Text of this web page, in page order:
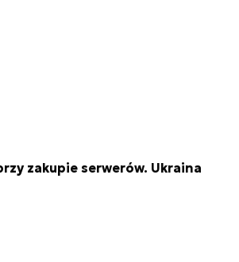
zakupie serwerów. Ukraina